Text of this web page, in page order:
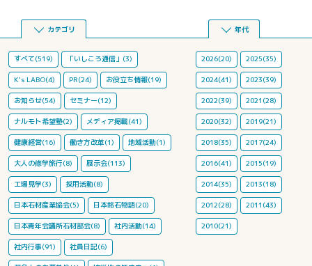
カテゴリ
すべて(519) 「いしころ通信」(3)
K's LABO(4) PR(24) お役立ち情報(19)
お知らせ(54) セミナー(12)
ナルモト希望塾(2) メディア掲載(41)
健康経営(16) 働き方改革(1) 地域活動(1)
大人の修学旅行(8) 展示会(113)
工場見学(3) 採用活動(8)
日本石材産業協会(5) 日本銘石物語(20)
日本青年会議所石材部会(8) 社内活動(14)
社内行事(91) 社員日記(6)
年代
2026(20) 2025(35)
2024(41) 2023(39)
2022(39) 2021(28)
2020(32) 2019(21)
2018(35) 2017(24)
2016(41) 2015(19)
2014(35) 2013(18)
2012(28) 2011(43)
2010(21)